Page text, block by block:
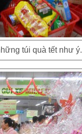
túi quà tết như ý.